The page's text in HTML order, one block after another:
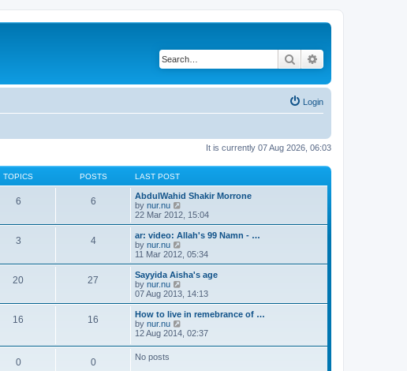
Search
Login
It is currently 07 Aug 2026, 06:03
TOPICS POSTS LAST POST
6 6
AbdulWahid Shakir Morrone
by nur.nu
i
e
w
h
e
l
a
t
e
t
o
s
22 Mar 2012, 15:04
3 4
ar: video: Allah's 99 Namn - …
by nur.nu
i
e
w
h
e
a
e
s
11 Mar 2012, 05:34
20 27
Sayyida Aisha's age
by nur.nu
i
e
w
e
l
07 Aug 2013, 14:13
16 16
How to live in remebrance of …
by nur.nu
i
12 Aug 2014, 02:37
0 0 No posts